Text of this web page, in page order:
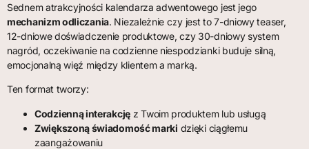
Sednem atrakcyjności kalendarza adwentowego jest jego
mechanizm odliczania. Niezależnie czy jest to 7-dniowy teaser,
12-dniowe doświadczenie produktowe, czy 30-dniowy system
nagród, oczekiwanie na codzienne niespodzianki buduje silną,
emocjonalną więź między klientem a marką.
Ten format tworzy:
Codzienną interakcję z Twoim produktem lub usługą
Zwiększoną świadomość marki dzięki ciągłemu
zaangażowaniu